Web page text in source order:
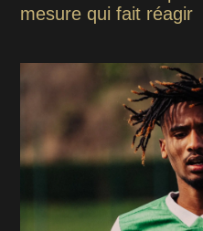
mesure qui fait réagir